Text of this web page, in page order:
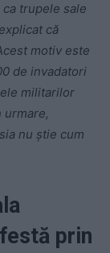
trupele sale
că
motiv este
de invadatori
militarilor
urmare,
nu știe cum
prin